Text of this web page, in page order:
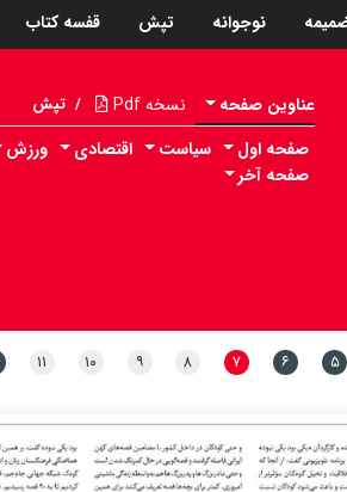
نوجوانه تپش قفسه کتاب
عناوین صفحه نسخه Pdf / تپش
صفحه اول سیاست اقتصادی ورزش
صفحه آخر
۵ ۶ ۷ ۸ ۹ ۱۰ ۱۱